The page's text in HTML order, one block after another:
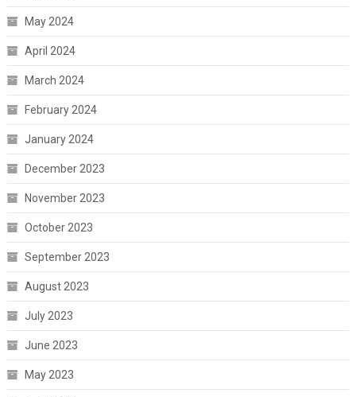
May 2024
April 2024
March 2024
February 2024
January 2024
December 2023
November 2023
October 2023
September 2023
August 2023
July 2023
June 2023
May 2023